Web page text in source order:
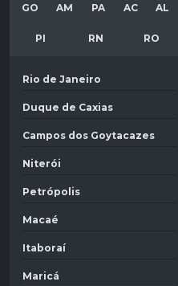
GO AM PA AC AL
PI RN RO
Rio de Janeiro
Duque de Caxias
Campos dos Goytacazes
Niterói
Petrópolis
Macaé
Itaboraí
Maricá